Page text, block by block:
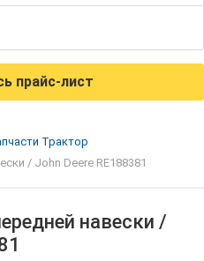
прайс-лист
Трактор
/ John Deere RE188381
навески /